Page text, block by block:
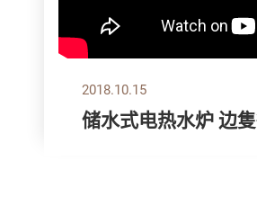
2018.10.15
储水式电热水炉 边隻